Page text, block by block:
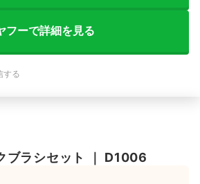
フーで詳細を見る
する
ブラシセット D1006